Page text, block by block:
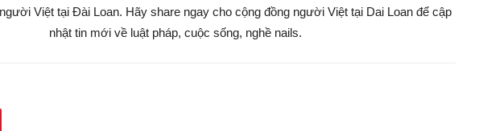
Việt tại Đài Loan. Hãy share ngay cho cộng đồng người Việt tại Dai Loan để cập
nhật tin mới về luật pháp, cuộc sống, nghề nails.